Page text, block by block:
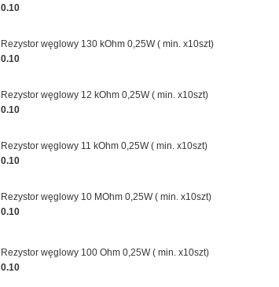
0.10
Rezystor węglowy 130 kOhm 0,25W ( min. x10szt)
0.10
Rezystor węglowy 12 kOhm 0,25W ( min. x10szt)
0.10
Rezystor węglowy 11 kOhm 0,25W ( min. x10szt)
0.10
Rezystor węglowy 10 MOhm 0,25W ( min. x10szt)
0.10
Rezystor węglowy 100 Ohm 0,25W ( min. x10szt)
0.10